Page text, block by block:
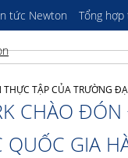
tức Newton Tổng hợp
TẬP CỦA TRƯỜNG
CHÀO
GIA